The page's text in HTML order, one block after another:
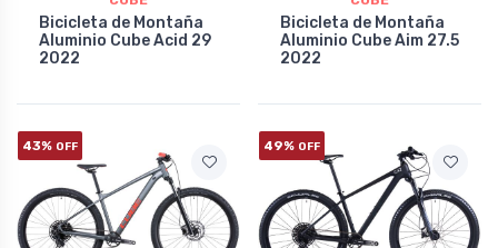
Bicicleta de Montaña
Aluminio Cube Acid 29
2022
Bicicleta de Montaña
Aluminio Cube Aim 27.5
2022
43% OFF 49% OFF